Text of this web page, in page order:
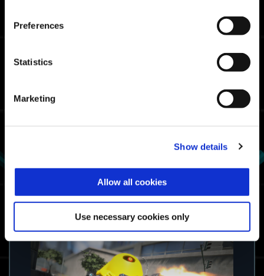
Preferences
Statistics
Marketing
Show details
Allow all cookies
Use necessary cookies only
Mega Man (aspecto de exoarmadura
planes del científico loco!
Los elementos cosméticos de Yellow
como contenido descargable.
Set de Mega Man (Krieger)